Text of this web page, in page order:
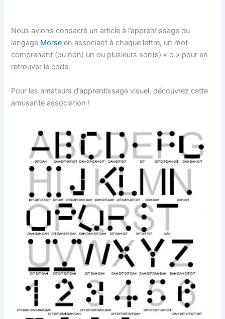
Nous avions consacré un article à l’apprentissage du
langage Morse en associant à chaque lettre, un mot
comprenant (ou non) un ou plusieurs son(s) « o » pour en
retrouver le code.
Pour les amateurs d’apprentissage visuel, découvrez cette
amusante association !